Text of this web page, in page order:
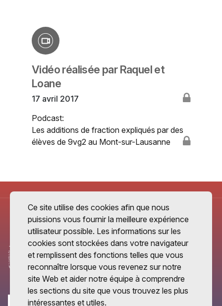
Vidéo réalisée par Raquel et
Loane
17 avril 2017
Podcast:
Les additions de fraction expliqués par des
élèves de 9vg2 au Mont-sur-Lausanne
Ce site utilise des cookies afin que nous
puissions vous fournir la meilleure expérience
utilisateur possible. Les informations sur les
cookies sont stockées dans votre navigateur
et remplissent des fonctions telles que vous
reconnaître lorsque vous revenez sur notre
site Web et aider notre équipe à comprendre
les sections du site que vous trouvez les plus
intéressantes et utiles.